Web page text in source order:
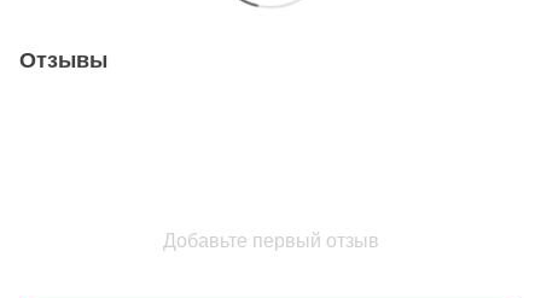
Отзывы
Добавьте первый отзыв